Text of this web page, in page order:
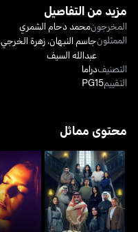
مزيد من التفاصيل
المخرجونمحمد دحام الشمري
الممثلونجاسم النبهان،زهرة الخرجي
عبدالله السيف
التصنيفدراما
التقييمPG15
محتوى مماثل
درب الذهب حرام